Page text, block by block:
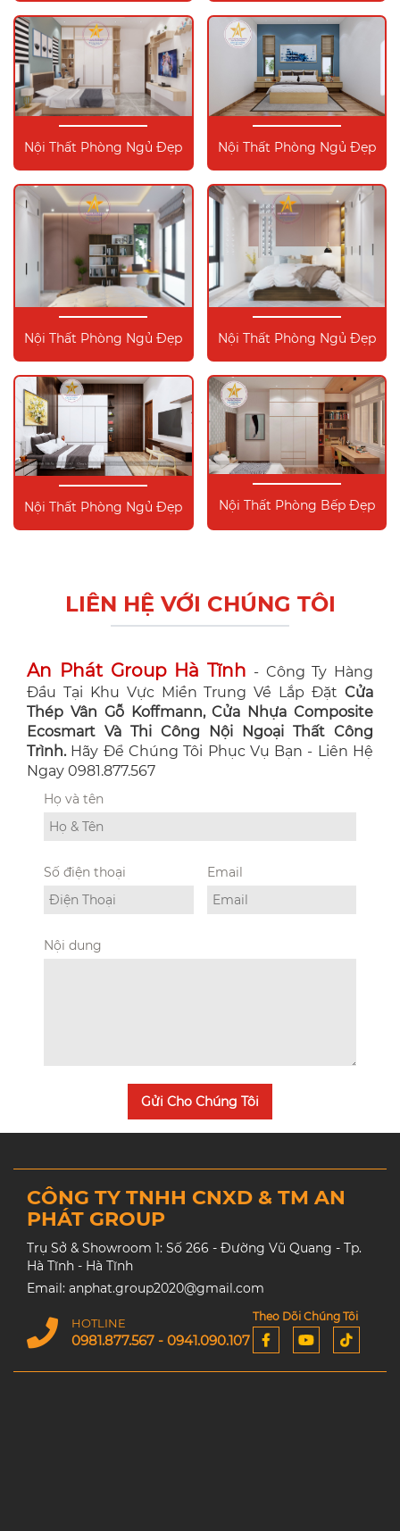
Nội Thất Phòng Ngủ Đẹp Nội Thất Phòng Ngủ Đẹp
Nội Thất Phòng Ngủ Đẹp Nội Thất Phòng Ngủ Đẹp
Nội Thất Phòng Ngủ Đẹp Nội Thất Phòng Bếp Đẹp
LIÊN HỆ VỚI CHÚNG TÔI
An Phát Group Hà Tĩnh - Công Ty Hàng
Đầu Tại Khu Vực Miền Trung Về Lắp Đặt Cửa
Thép Vân Gỗ Koffmann, Cửa Nhựa Composite
Ecosmart Và Thi Công Nội Ngoại Thất Công
Trình. Hãy Để Chúng Tôi Phục Vụ Bạn - Liên Hệ
Ngay 0981.877.567
Họ và tên
Số điện thoại Email
Nội dung
Gửi Cho Chúng Tôi
CÔNG TY TNHH CNXD & TM AN
PHÁT GROUP
Trụ Sở & Showroom 1: Số 266 - Đường Vũ Quang - Tp.
Hà Tĩnh - Hà Tĩnh
Email: anphat.group2020@gmail.com
HOTLINE
0981.877.567 - 0941.090.107
Theo Dõi Chúng Tôi